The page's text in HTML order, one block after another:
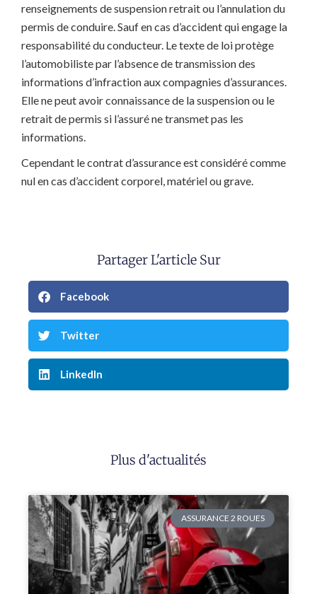
renseignements de suspension retrait ou l’annulation du
permis de conduire. Sauf en cas d’accident qui engage la
responsabilité du conducteur. Le texte de loi protège
l’automobiliste par l’absence de transmission des
informations d’infraction aux compagnies d’assurances.
Elle ne peut avoir connaissance de la suspension ou le
retrait de permis si l’assuré ne transmet pas les
informations.
Cependant le contrat d’assurance est considéré comme
nul en cas d’accident corporel, matériel ou grave.
Partager L'article Sur
Facebook
Twitter
LinkedIn
Plus d'actualités
ASSURANCE 2 ROUES